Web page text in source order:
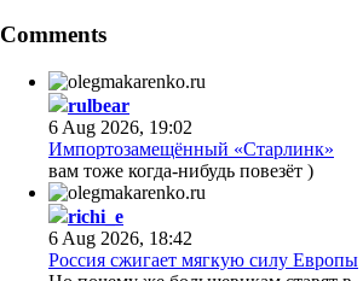
Comments
rulbear
6 Aug 2026, 19:02
Импортозамещённый «Старлинк»
вам тоже когда-нибудь повезёт )
richi_e
6 Aug 2026, 18:42
Россия сжигает мягкую силу Европы